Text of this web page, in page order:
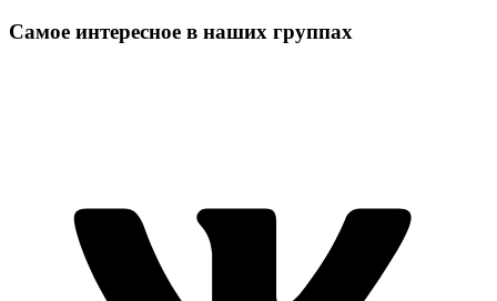
Самое интересное в наших группах